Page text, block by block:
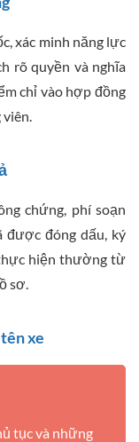
xác minh năng lực
rõ quyền và nghĩa
chỉ vào hợp đồng
chứng, phí soạn
được đóng dấu, ký
hiện thường từ
sơ.
xe
tục và những